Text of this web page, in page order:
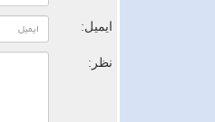
ایمیل:
نظر: